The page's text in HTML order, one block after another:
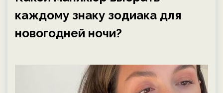
каждому знаку зодиака для
новогодней ночи?